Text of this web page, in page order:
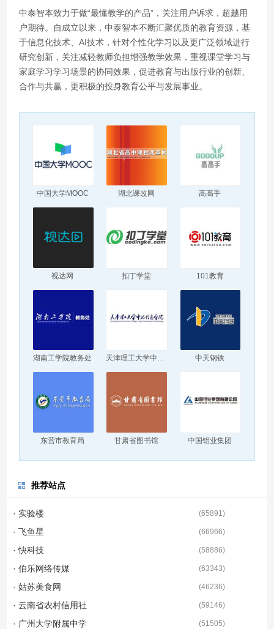
中泰智本致力于做“最懂教学的产品”，关注用户诉求，超越用
户期待。自成立以来，中泰智本不断汇聚优质的教育资源，基
于信息化技术、AI技术，针对个性化学习以及更广泛领域进行
研究创新，关注减轻教师负担增强教学效果，重视课堂学习与
家庭学习学习场景的协同效果，促进教育与出版行业的创新、
合作与共赢，更积极的投身教育公平与发展事业。
中国大学MOOC 湖北课改网 高高手
视达网 扣丁学堂 101教育
湖南工学院教务处 天津理工大学中环信息学院 中天钢铁
东营市教育局 甘肃省图书馆 中国铝业集团
推荐站点
· 实验楼 (65891)
· 飞鱼星 (66966)
· 快科技 (58886)
· 伯乐网络传媒 (63343)
· 姑苏美食网 (46236)
· 云南省农村信用社 (59146)
· 广州大学附属中学 (51505)